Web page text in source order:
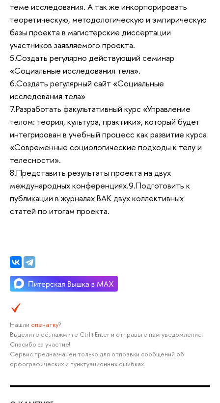
теме исследования. А так же инкорпорировать
теоретическую, методологическую и эмпирическую
базы проекта в магистерские диссертации
участников заявляемого проекта.
5.Создать регулярно действующий семинар
«Социальные исследования тела».
6.Создать регулярный сайт «Социальные
исследования тела»
7.Разработать факультативный курс «Управление
телом: теория, культура, практики», который будет
интегрирован в учебный процесс как развитие курса
«Современные социологические подходы к телу и
телесности».
8.Представить результаты проекта на двух
международных конференциях.9.Подготовить к
публикации в журналах ВАК двух коллективных
статей по итогам проекта.
Нашли опечатку?
Выделите её, нажмите Ctrl+Enter и отправьте нам уведомление.
Спасибо за участие!
Сервис предназначен только для отправки сообщений об
орфографических и пунктуационных ошибках.